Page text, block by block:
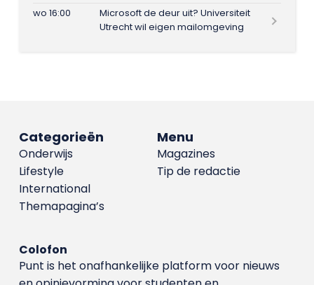
wo 16:00
Microsoft de deur uit? Universiteit
Utrecht wil eigen mailomgeving
Menu
Magazines
Tip de redactie
Categorieën
Onderwijs
Lifestyle
International
Themapagina’s
Colofon
Punt is het onafhankelijke platform voor nieuws